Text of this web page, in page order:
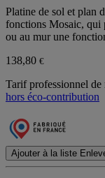
Platine de sol et plan
fonctions Mosaic, qui
ou au mur une
138,80 €
Tarif professionnel
hors éco-contribution
Ajouter à la liste